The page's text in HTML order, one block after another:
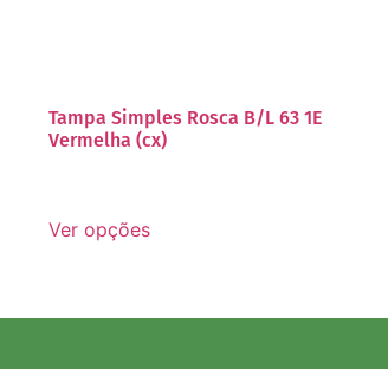
Tampa Simples Rosca B/L 63 1E
Vermelha (cx)
Ver opções